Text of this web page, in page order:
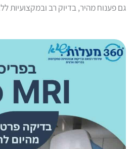
גם פענוח מהיר, בדיוק רב ובמקצועיות